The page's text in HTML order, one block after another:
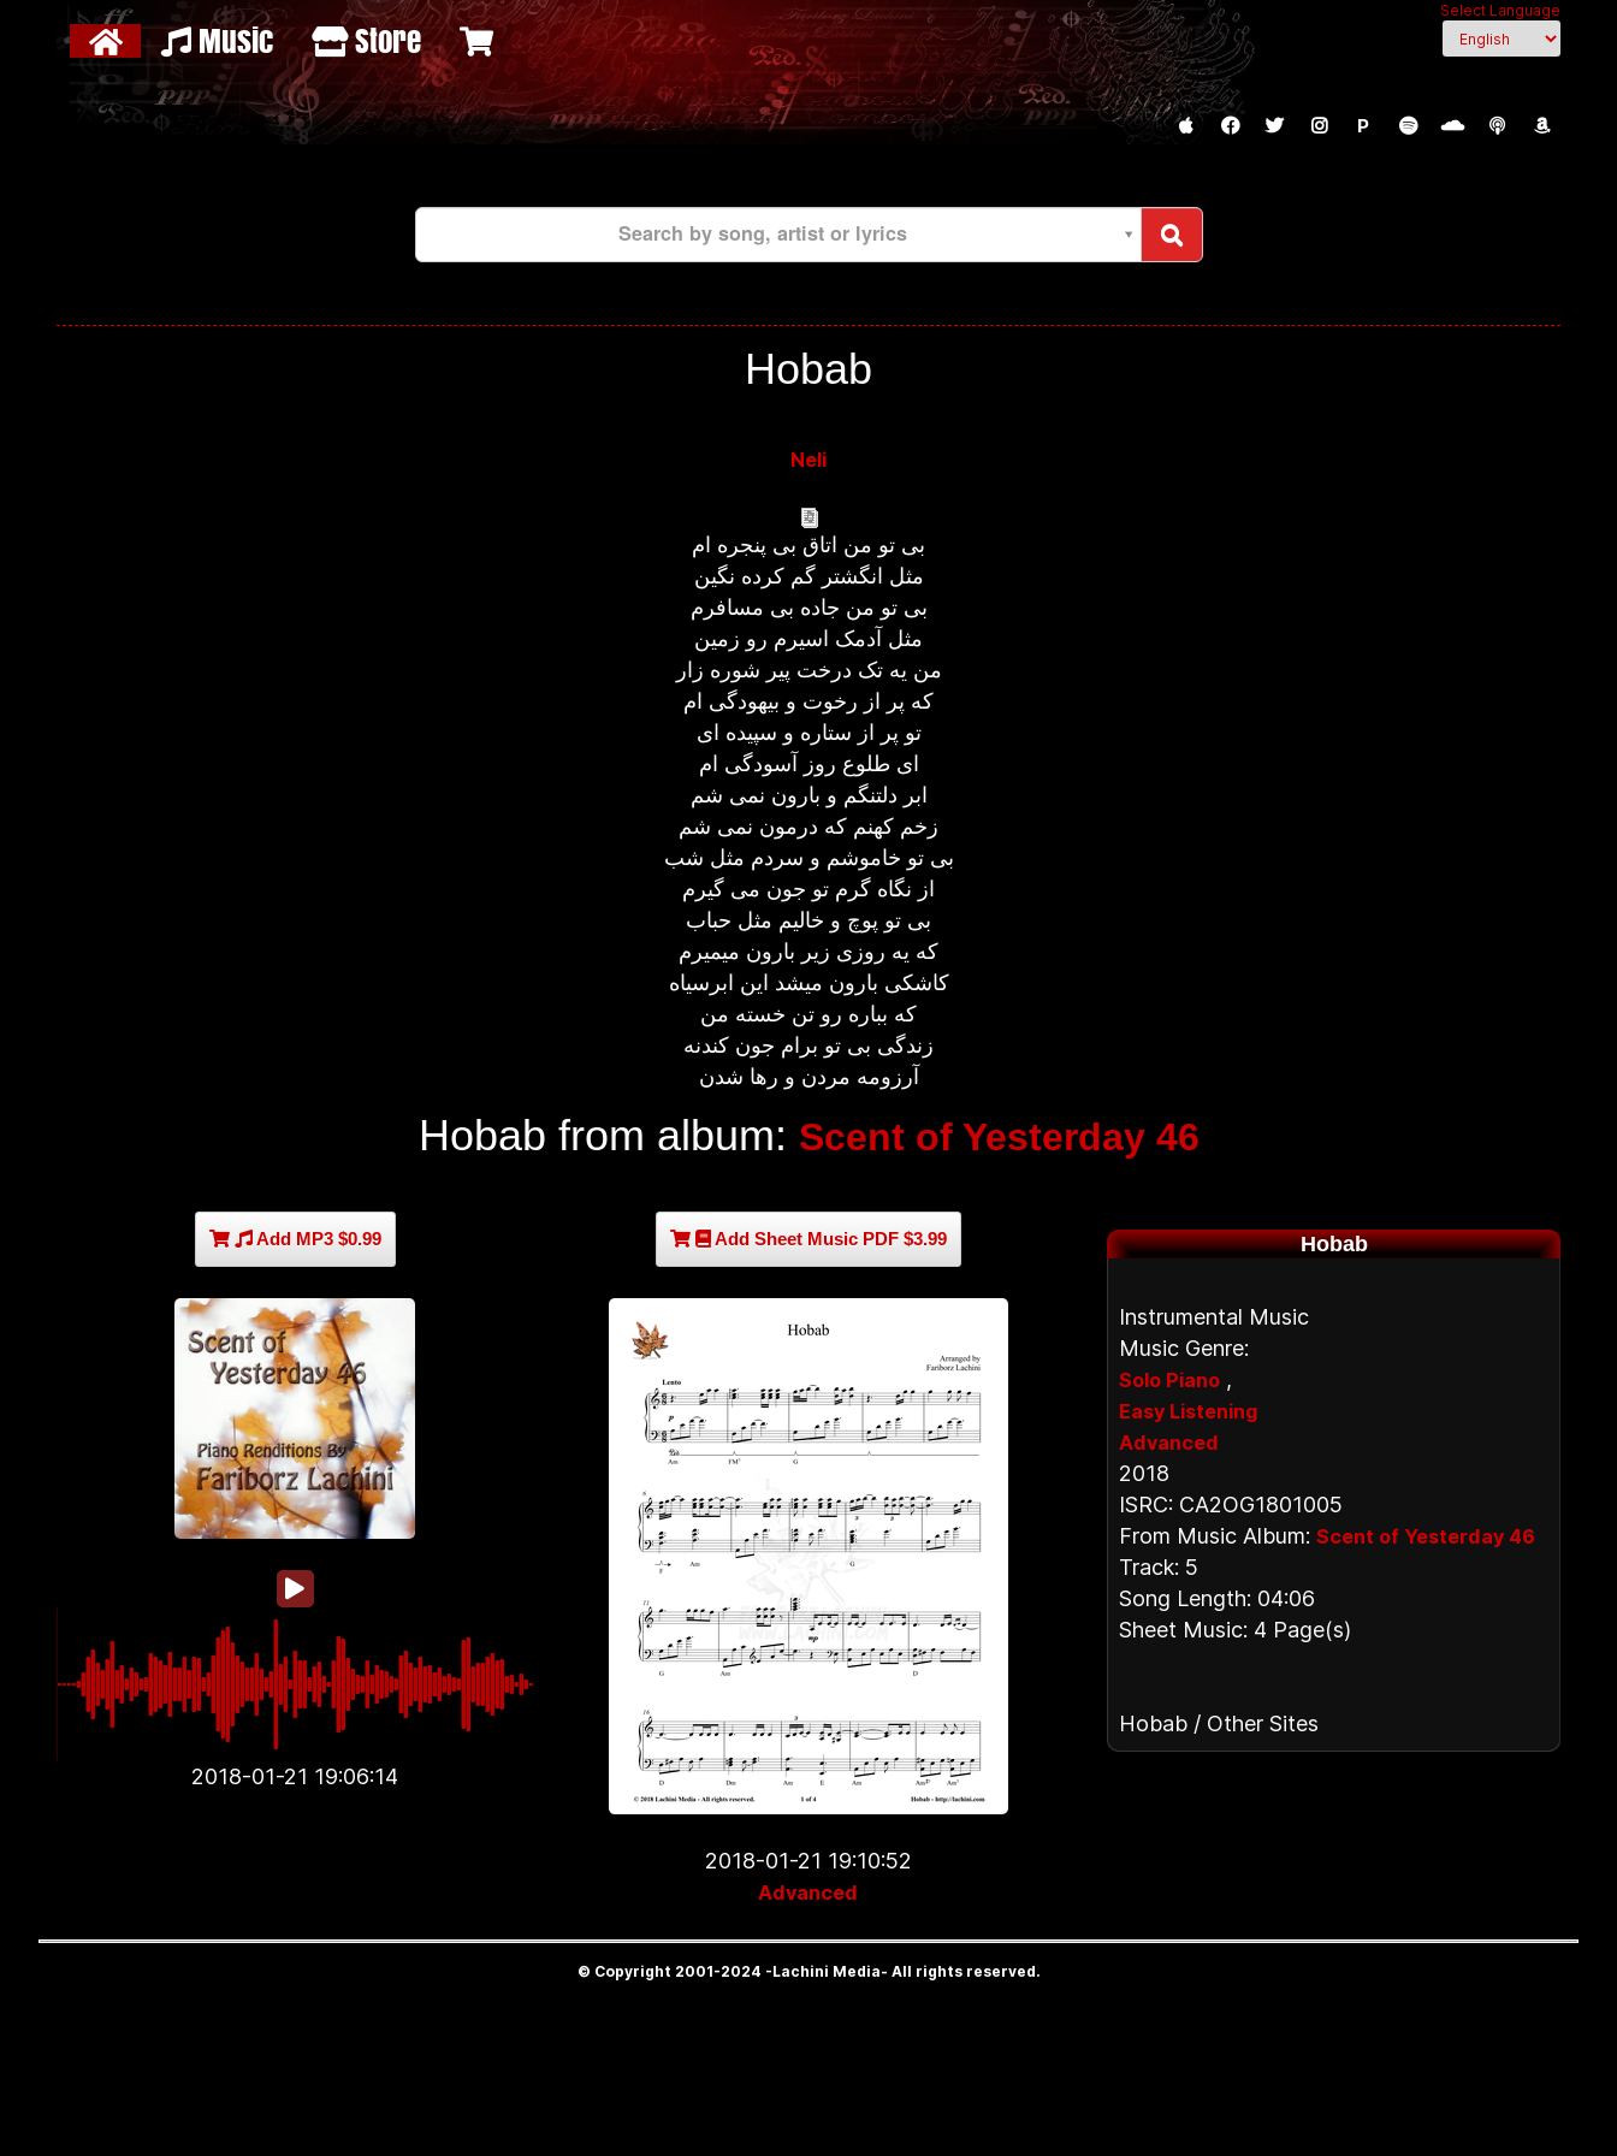
Select Language
Music Store
P
Search by song, artist or lyrics
Hobab
Neli
بی تو من اتاق بی پنجره ام
مثل انگشتر گم کرده نگین
بی تو من جاده بی مسافرم
مثل آدمک اسیرم رو زمین
من یه تک درخت پیر شوره زار
که پر از رخوت و بیهودگی ام
تو پر از ستاره و سپیده ای
ای طلوع روز آسودگی ام
ابر دلتنگم و بارون نمی شم
زخم کهنم که درمون نمی شم
بی تو خاموشم و سردم مثل شب
از نگاه گرم تو جون می گیرم
بی تو پوچ و خالیم مثل حباب
که یه روزی زیر بارون میمیرم
کاشکی بارون میشد این ابرسیاه
که بباره رو تن خسته من
زندگی بی تو برام جون کندنه
آرزومه مردن و رها شدن
Hobab from album: Scent of Yesterday 46
Add MP3 $0.99
2018-01-21 19:06:14
Add Sheet Music PDF $3.99
2018-01-21 19:10:52
Advanced
Hobab
Instrumental Music
Music Genre:
Solo Piano ,
Easy Listening
Advanced
2018
ISRC: CA2OG1801005
From Music Album:Scent of Yesterday 46
Track: 5
Song Length: 04:06
Sheet Music: 4 Page(s)
Hobab / Other Sites
© Copyright 2001-2024 -Lachini Media- All rights reserved.